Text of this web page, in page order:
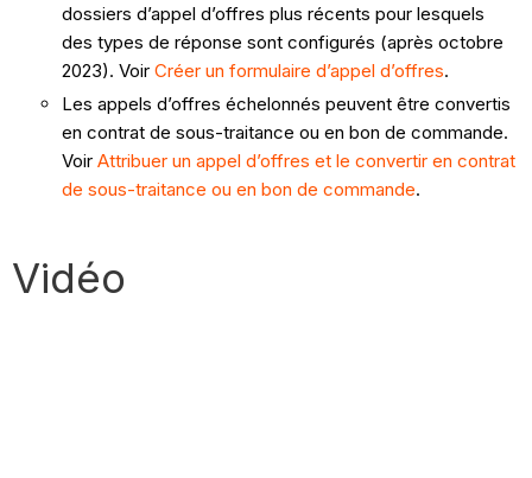
dossiers d’appel d’offres plus récents pour lesquels
des types de réponse sont configurés (après octobre
2023). VoirCréer un formulaire d’appel d’offres.
Les appels d’offres échelonnés peuvent être convertis
en contrat de sous-traitance ou en bon de commande.
VoirAttribuer un appel d’offres et le convertir en contrat
de sous-traitance ou en bon de commande.
Vidéo